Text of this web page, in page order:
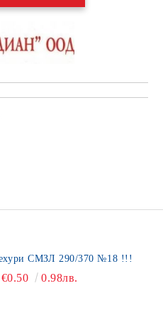
Плик с мехури СМЗЛ 290/370 №18 !!!
€0.50 0.98лв.